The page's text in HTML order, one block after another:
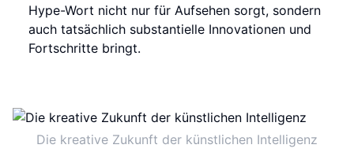
Hype-Wort nicht nur für Aufsehen sorgt, sondern
auch tatsächlich substantielle Innovationen und
Fortschritte bringt.
Die kreative Zukunft der künstlichen Intelligenz